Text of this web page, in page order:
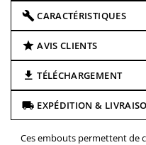
CARACTÉRISTIQUES
AVIS CLIENTS
TÉLÉCHARGEMENT
EXPÉDITION &
Ces embouts permettent de